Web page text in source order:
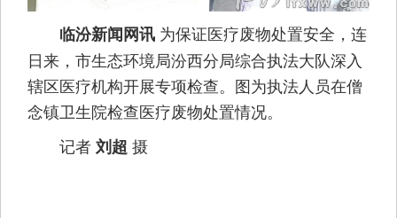
临汾新闻网讯 为保证医疗废物处置安全，连
日来，市生态环境局汾西分局综合执法大队深入
辖区医疗机构开展专项检查。图为执法人员在僧
念镇卫生院检查医疗废物处置情况。
记者刘超 摄